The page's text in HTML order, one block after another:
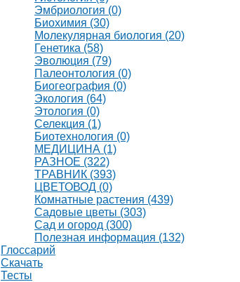
Эмбриология (0)
Биохимия (30)
Молекулярная биология (20)
Генетика (58)
Эволюция (79)
Палеонтология (0)
Биогеография (0)
Экология (64)
Этология (0)
Селекция (1)
Биотехнология (0)
МЕДИЦИНА (1)
РАЗНОЕ (322)
ТРАВНИК (393)
ЦВЕТОВОД (0)
Комнатные растения (439)
Садовые цветы (303)
Сад и огород (300)
Полезная информация (132)
Глоссарий
Скачать
Тесты